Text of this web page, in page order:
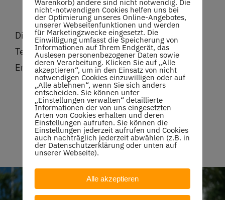
Weitere Infos:
Dirk Rumler
Tel. 0171-5560523
Email:tc-oberstenfeld@web.de
Warenkorb) andere sind nicht notwendig. Die
nicht-notwendigen Cookies helfen uns bei
der Optimierung unseres Online-Angebotes,
unserer Webseitenfunktionen und werden
für Marketingzwecke eingesetzt. Die
Einwilligung umfasst die Speicherung von
Informationen auf Ihrem Endgerät, das
Auslesen personenbezogener Daten sowie
deren Verarbeitung. Klicken Sie auf „Alle
akzeptieren“, um in den Einsatz von nicht
notwendigen Cookies einzuwilligen oder auf
„Alle ablehnen“, wenn Sie sich anders
entscheiden. Sie können unter
„Einstellungen verwalten“ detaillierte
Informationen der von uns eingesetzten
Arten von Cookies erhalten und deren
Einstellungen aufrufen. Sie können die
Einstellungen jederzeit aufrufen und Cookies
auch nachträglich jederzeit abwählen (z.B. in
der Datenschutzerklärung oder unten auf
unserer Webseite).
Alle akzeptieren